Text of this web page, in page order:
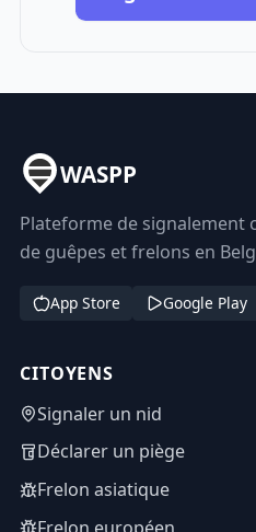
WASPP
Plateforme de signalement
de guêpes et frelons en
App Store Google Play
CITOYENS
Signaler un nid
Déclarer un piège
Frelon asiatique